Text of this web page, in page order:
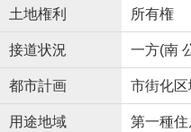
土地権利 所有権
接道状況 一方(南
都市計画 市街化区
用途地域 第一種住